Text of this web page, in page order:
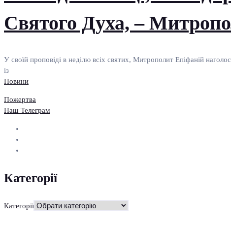
Святого Духа, –
У своїй проповіді в неділю всіх святих, Митрополит Епіфаній
із
Новини
Пожертва
Наш Телеграм
Категорії
Категорії